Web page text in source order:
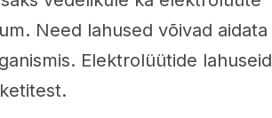
Need lahused võivad aidata
Elektrolüütide lahuseid